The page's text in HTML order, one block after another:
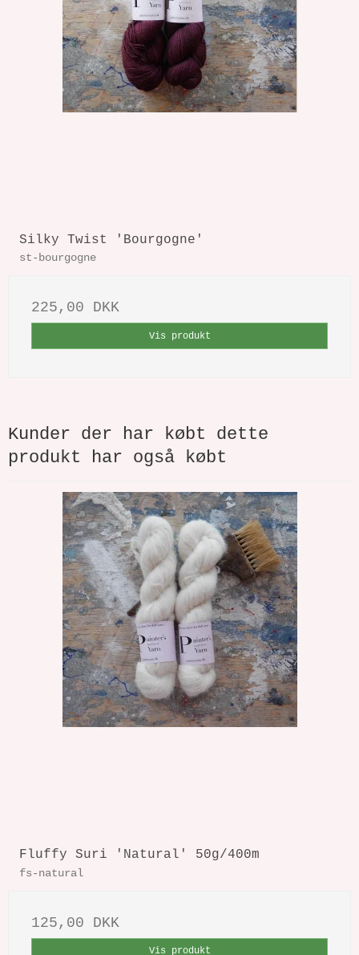
Silky Twist 'Bourgogne'
st-bourgogne
225,00 DKK
Vis produkt
Kunder der har købt dette
produkt har også købt
Fluffy Suri 'Natural' 50g/400m
fs-natural
125,00 DKK
Vis produkt